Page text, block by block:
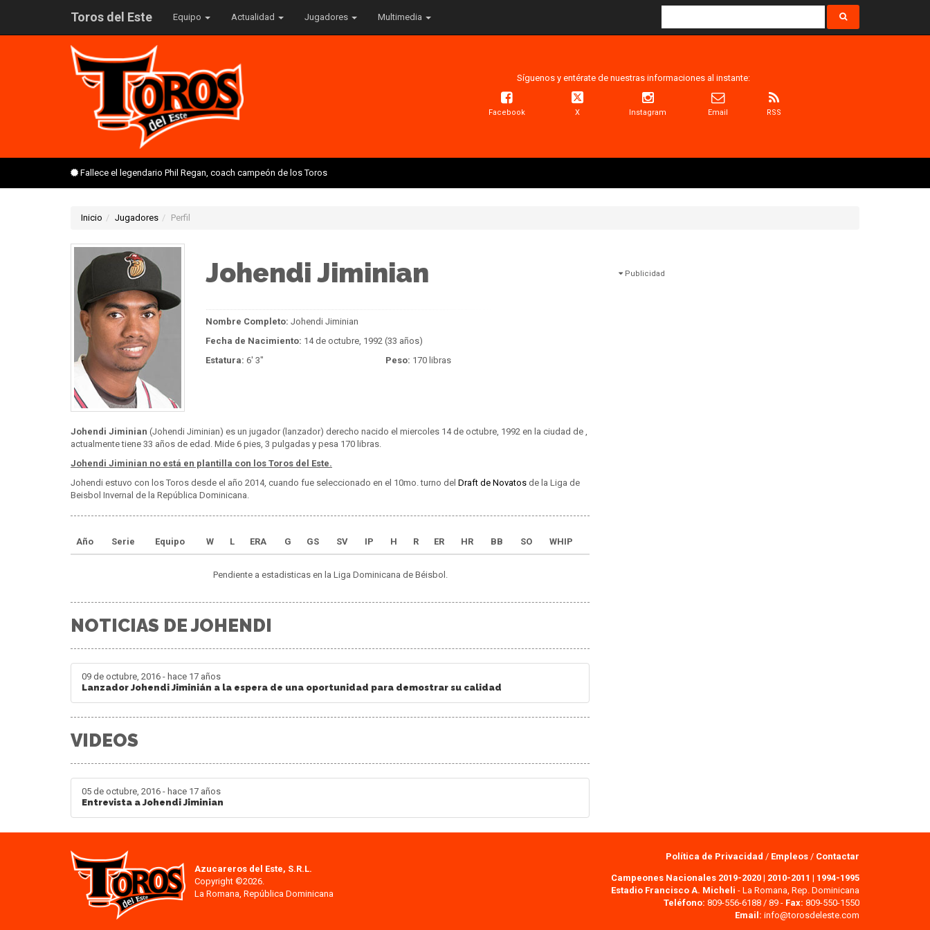
Toros del Este Equipo Actualidad Jugadores Multimedia
Síguenos y entérate de nuestras informaciones al instante:
Facebook X Instagram Email RSS
Fallece el legendario Phil Regan, coach campeón de los Toros
Inicio Jugadores Perfil
Johendi Jiminian
Nombre Completo: Johendi Jiminian
Fecha de Nacimiento: 14 de octubre, 1992 (33 años)
Estatura: 6' 3" Peso: 170 libras
Johendi Jiminian (Johendi Jiminian) es un jugador (lanzador) derecho nacido el miercoles 14 de octubre, 1992 en la ciudad de ,
actualmente tiene 33 años de edad. Mide 6 pies, 3 pulgadas y pesa 170 libras.
Johendi Jiminian no está en plantilla con los Toros del Este.
Johendi estuvo con los Toros desde el año 2014, cuando fue seleccionado en el 10mo. turno del Draft de Novatos de la Liga de
Beisbol Invernal de la República Dominicana.
Año Serie Equipo W L ERA G GS SV IP H R ER HR BB SO WHIP
Pendiente a estadisticas en la Liga Dominicana de Béisbol.
NOTICIAS DE JOHENDI
09 de octubre, 2016 - hace 17 años
Lanzador Johendi Jiminián a la espera de una oportunidad para demostrar su calidad
VIDEOS
05 de octubre, 2016 - hace 17 años
Entrevista a Johendi Jiminian
Publicidad
Azucareros del Este, S.R.L.
Copyright ©2026.
La Romana, República Dominicana
Política de Privacidad / Empleos / Contactar
Campeones Nacionales 2019-2020 | 2010-2011 | 1994-1995
Estadio Francisco A. Micheli - La Romana, Rep. Dominicana
Teléfono: 809-556-6188 / 89 - Fax: 809-550-1550
Email: info@torosdeleste.com